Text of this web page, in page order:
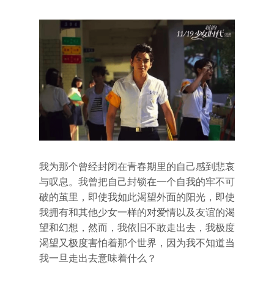
我为那个曾经封闭在青春期里的自己感到悲哀
与叹息。我曾把自己封锁在一个自我的牢不可
破的茧里，即使我如此渴望外面的阳光，即使
我拥有和其他少女一样的对爱情以及友谊的渴
望和幻想，然而，我依旧不敢走出去，我极度
渴望又极度害怕着那个世界，因为我不知道当
我一旦走出去意味着什么？